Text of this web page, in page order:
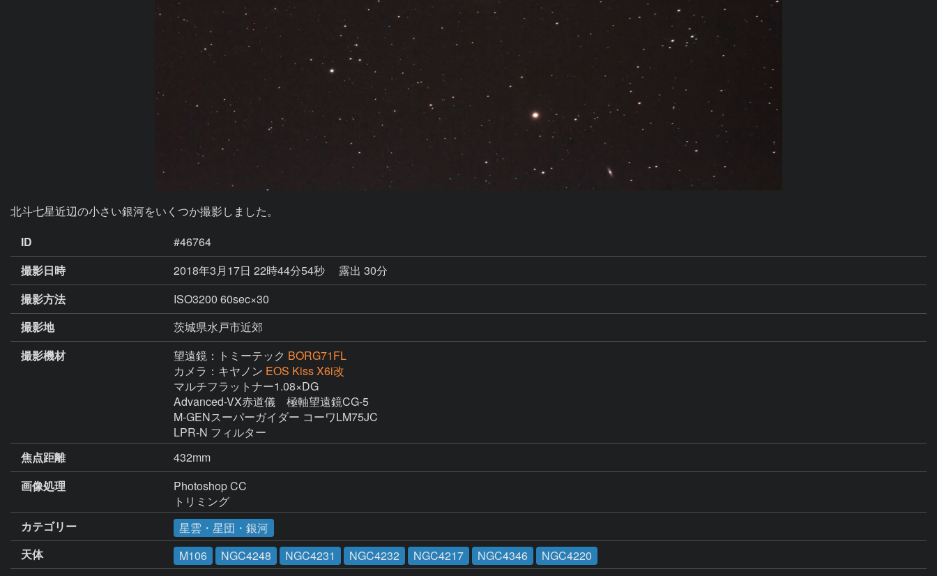
北斗七星近辺の小さい銀河をいくつか撮影しました。
ID
#46764
撮影日時
2018年3月17日 22時44分54秒
露出 30分
撮影方法
ISO3200 60sec×30
撮影地
茨城県水戸市近郊
撮影機材
望遠鏡：トミーテック BORG71FL
カメラ：キヤノン EOS Kiss X6i改
マルチフラットナー1.08×DG
Advanced-VX赤道儀　極軸望遠鏡CG-5
M-GENスーパーガイダー コーワLM75JC
LPR-N フィルター
焦点距離
432mm
画像処理
Photoshop CC
トリミング
カテゴリー
星雲・星団・銀河
天体
M106 NGC4248 NGC4231 NGC4232 NGC4217 NGC4346 NGC4220